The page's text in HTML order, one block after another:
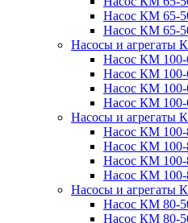
Насос КМ 65-
Насос КМ 65-
Насосы и агрегаты
Насос КМ 100-
Насос КМ 100-
Насос КМ 100-
Насос КМ 100-
Насосы и агрегаты
Насос КМ 100-
Насос КМ 100-
Насос КМ 100-
Насос КМ 100-
Насосы и агрегаты
Насос КМ 80-
Насос КМ 80-